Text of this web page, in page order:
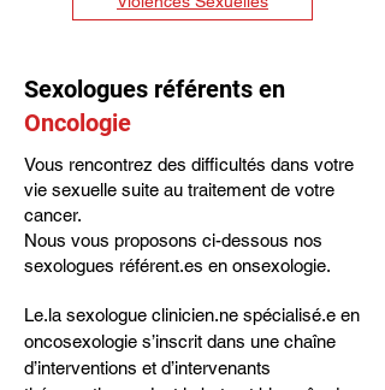
Sexologues référents en
Oncologie
Vous rencontrez des difficultés dans votre
vie sexuelle suite au traitement de votre
cancer.
Nous vous proposons ci-dessous nos
sexologues référent.es en onsexologie.
Le.la sexologue clinicien.ne spécialisé.e en
oncosexologie s’inscrit dans une chaîne
d’interventions et d’intervenants